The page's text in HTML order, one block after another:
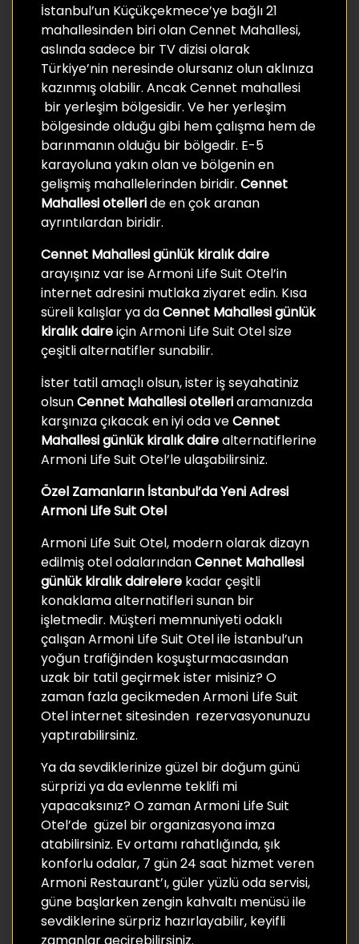
İstanbul’un Küçükçekmece’ye bağlı 21
mahallesinden biri olan Cennet Mahallesi,
aslında sadece bir TV dizisi olarak
Türkiye’nin neresinde olursanız olun aklınıza
kazınmış olabilir. Ancak Cennet mahallesi
bir yerleşim bölgesidir. Ve her yerleşim
bölgesinde olduğu gibi hem çalışma hem de
barınmanın olduğu bir bölgedir. E-5
karayoluna yakın olan ve bölgenin en
gelişmiş mahallelerinden biridir. Cennet
Mahallesi otelleride en çok aranan
ayrıntılardan biridir.
Cennet Mahallesi günlük kiralık daire
arayışınız var ise Armoni Life Suit Otel’in
internet adresini mutlaka ziyaret edin. Kısa
süreli kalışlar ya daCennet Mahallesi günlük
kiralık daireiçin Armoni Life Suit Otel size
çeşitli alternatifler sunabilir.
İster tatil amaçlı olsun, ister iş seyahatiniz
olsunCennet Mahallesi otelleriaramanızda
karşınıza çıkacak en iyi oda veCennet
Mahallesi günlük kiralık dairealternatiflerine
Armoni Life Suit Otel’le ulaşabilirsiniz.
Özel Zamanların İstanbul’da Yeni Adresi
Armoni Life Suit Otel
Armoni Life Suit Otel, modern olarak dizayn
edilmiş otel odalarındanCennet Mahallesi
günlük kiralıkdairelere kadar çeşitli
konaklama alternatifleri sunan bir
işletmedir. Müşteri memnuniyeti odaklı
çalışan Armoni Life Suit Otel ile İstanbul’un
yoğun trafiğinden koşuşturmacasından
uzak bir tatil geçirmek ister misiniz? O
zaman fazla gecikmeden Armoni Life Suit
Otel internet sitesinden rezervasyonunuzu
yaptırabilirsiniz.
Ya da sevdiklerinize güzel bir doğum günü
sürprizi ya da evlenme teklifi mi
yapacaksınız? O zaman Armoni Life Suit
Otel’de güzel bir organizasyona imza
atabilirsiniz. Ev ortamı rahatlığında, şık
konforlu odalar, 7 gün 24 saat hizmet veren
Armoni Restaurant’ı, güler yüzlü oda servisi,
güne başlarken zengin kahvaltı menüsü ile
sevdiklerine sürpriz hazırlayabilir, keyifli
zamanlar geçirebilirsiniz.